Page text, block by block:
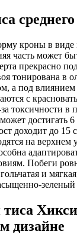
кроны в виде
часть может
прекрасно
тонирована в
а под
с
за токсичности
достигать
доходит до 15
на верхнем
Побеги
и
дизайне